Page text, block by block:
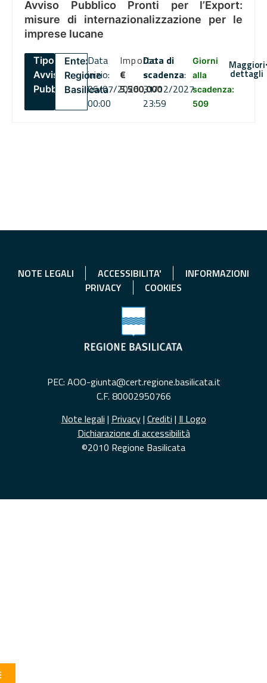
Avviso Pubblico Pronti per l’Export:
misure di internazionalizzazione per le
imprese lucane
Tipo:
Avviso
Pubblico
Ente:
Regione
Basilicata
Data
inizio:
06/07/2026
00:00
Importo
€
5,500,000
Data di
scadenza:
31/12/2027
23:59
Giorni
alla
scadenza:
509
Maggiori
dettagli
NOTE LEGALI ACCESSIBILITA'
INFORMAZIONI
PRIVACY
COOKIES
PEC: AOO-giunta@cert.regione.basilicata.it
C.F. 80002950766
Note legali | Privacy| Crediti | Il Logo
Dichiarazione di accessibilità
©2010 Regione Basilicata